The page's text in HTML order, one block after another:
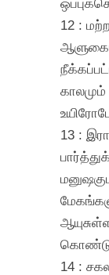
12 :
13 :
14 :